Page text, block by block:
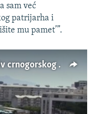
sam već
patrijarha i
mu pamet’”.
Medijski 'juriš' iz Srbije protiv crnogorskog zakona o crkvama
available